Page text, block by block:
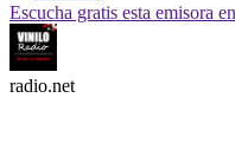
Escucha gratis esta emisora
radio.net